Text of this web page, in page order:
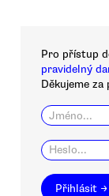
Pro přístup
pravidelný
Děkujeme za
Přihlásit →